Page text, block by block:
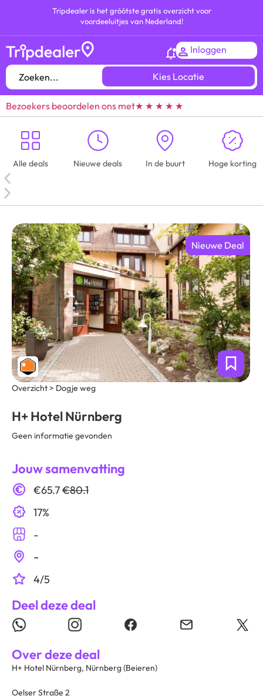
Tripdealer is het gróótste gratis overzicht voor
voordeeluitjes van Nederland!
Inloggen
Kies Locatie
Bezoekers beoordelen ons met★ ★ ★ ★ ★
Alle deals Nieuwe deals In de buurt Hoge korting
Nieuwe Deal
Overzicht > Dogje weg
H+ Hotel Nürnberg
Geen informatie gevonden
Jouw samenvatting
€65.7€80.1
17%
-
-
4/5
Deel deze deal
Over deze deal
H+ Hotel Nürnberg, Nürnberg (Beieren)
Oelser Straße 2